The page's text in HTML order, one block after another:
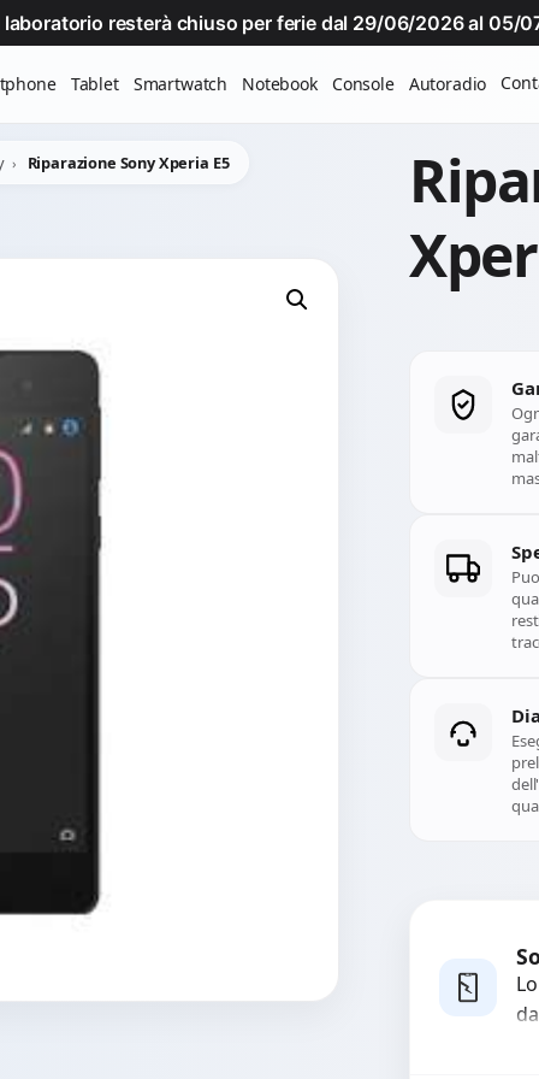
laboratorio resterà chiuso per ferie dal 29/06/2026 al 05/
Tablet Smartwatch Notebook Console Autoradio
Riparazione Sony Xperia E5